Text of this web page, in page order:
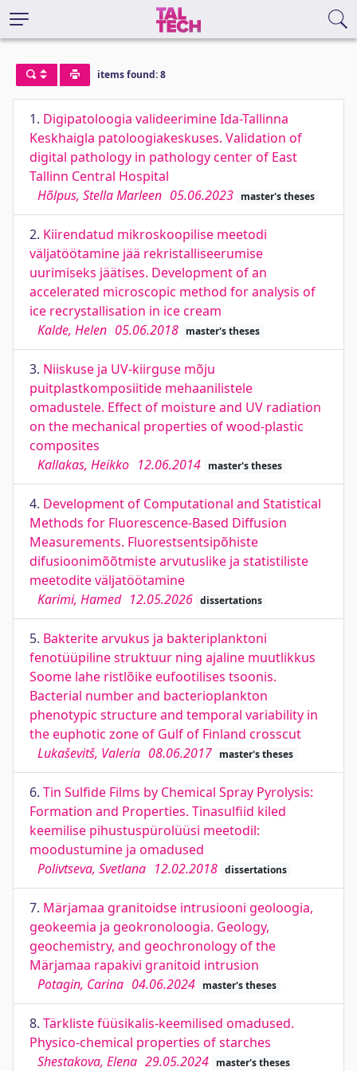
items found: 8
1. Digipatoloogia valideerimine Ida-Tallinna
Keskhaigla patoloogiakeskuses. Validation of
digital pathology in pathology center of East
Tallinn Central Hospital
Hõlpus, Stella Marleen 05.06.2023 master's theses
2. Kiirendatud mikroskoopilise meetodi
väljatöötamine jää rekristalliseerumise
uurimiseks jäätises. Development of an
accelerated microscopic method for analysis of
ice recrystallisation in ice cream
Kalde, Helen 05.06.2018 master's theses
3. Niiskuse ja UV-kiirguse mõju
puitplastkomposiitide mehaanilistele
omadustele. Effect of moisture and UV radiation
on the mechanical properties of wood-plastic
composites
Kallakas, Heikko 12.06.2014 master's theses
4. Development of Computational and Statistical
Methods for Fluorescence-Based Diffusion
Measurements. Fluorestsentsipõhiste
difusioonimõõtmiste arvutuslike ja statistiliste
meetodite väljatöötamine
Karimi, Hamed 12.05.2026 dissertations
5. Bakterite arvukus ja bakteriplanktoni
fenotüüpiline struktuur ning ajaline muutlikkus
Soome lahe ristlõike eufootilises tsoonis.
Bacterial number and bacterioplankton
phenotypic structure and temporal variability in
the euphotic zone of Gulf of Finland crosscut
Lukaševitš, Valeria 08.06.2017 master's theses
6. Tin Sulfide Films by Chemical Spray Pyrolysis:
Formation and Properties. Tinasulfiid kiled
keemilise pihustuspürolüüsi meetodil:
moodustumine ja omadused
Polivtseva, Svetlana 12.02.2018 dissertations
7. Märjamaa granitoidse intrusiooni geoloogia,
geokeemia ja geokronoloogia. Geology,
geochemistry, and geochronology of the
Märjamaa rapakivi granitoid intrusion
Potagin, Carina 04.06.2024 master's theses
8. Tärkliste füüsikalis-keemilised omadused.
Physico-chemical properties of starches
Shestakova, Elena 29.05.2024 master's theses